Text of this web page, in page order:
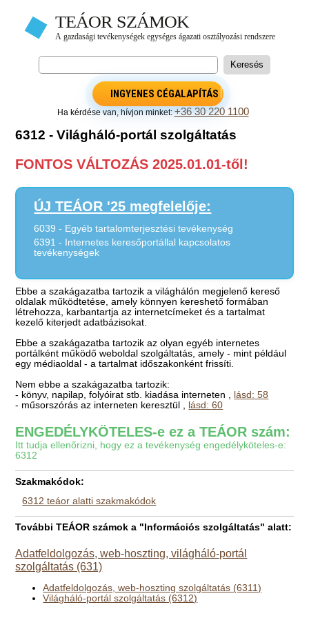
INGYENES CÉGALAPÍTÁS
Ha kérdése van, hívjon minket:+36 30 220 1100
6312 - Világháló-portál szolgáltatás
FONTOS VÁLTOZÁS 2025.01.01-től!
ÚJ TEÁOR '25 megfelelője:
6039 - Egyéb tartalomterjesztési tevékenység
6391 - Internetes keresőportállal kapcsolatos
tevékenységek
Ebbe a szakágazatba tartozik a világhálón megjelenő kereső
oldalak működtetése, amely könnyen kereshető formában
létrehozza, karbantartja az internetcímeket és a tartalmat
kezelő kiterjedt adatbázisokat.
Ebbe a szakágazatba tartozik az olyan egyéb internetes
portálként működő weboldal szolgáltatás, amely - mint például
egy médiaoldal - a tartalmat időszakonként frissíti.
Nem ebbe a szakágazatba tartozik:
- könyv, napilap, folyóirat stb. kiadása interneten , lásd: 58
- műsorszórás az interneten keresztül , lásd: 60
ENGEDÉLYKÖTELES-e ez a TEÁOR szám:
Itt tudja ellenőrizni, hogy ez a tevékenység engedélyköteles-e:
6312
Szakmakódok:
6312 teáor alatti szakmakódok
További TEÁOR számok a "Információs szolgáltatás" alatt:
Adatfeldolgozás, web-hoszting, világháló-portál
szolgáltatás (631)
Adatfeldolgozás, web-hoszting szolgáltatás (6311)
Világháló-portál szolgáltatás (6312)